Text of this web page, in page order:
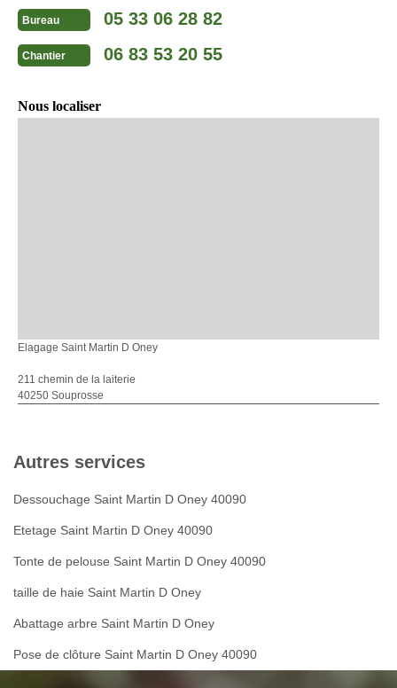
Bureau 05 33 06 28 82
Chantier 06 83 53 20 55
Nous localiser
Elagage Saint Martin D Oney
211 chemin de la laiterie
40250 Souprosse
Autres services
Dessouchage Saint Martin D Oney 40090
Etetage Saint Martin D Oney 40090
Tonte de pelouse Saint Martin D Oney 40090
taille de haie Saint Martin D Oney
Abattage arbre Saint Martin D Oney
Pose de clôture Saint Martin D Oney 40090